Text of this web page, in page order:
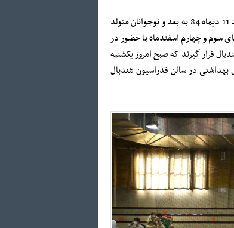
کمیته استعدادیابی فدراسیون هندبال چندی پیش طی اطلاعیه در قالب فراخوان ملی هندبال از نونهالان متولد 11 دیماه 84 به بعد و نوجوانان متولد
دعوت کرد تا در روز های سوم و چهارم اسفندماه با حضور در
قرار گیرند که صبح امروز یکشنبه
های بهداشتی در سالن فدراسیون هندبال